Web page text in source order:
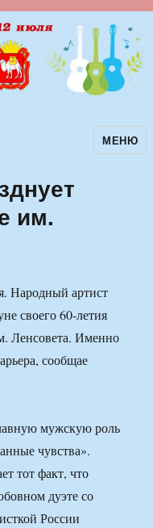
авторскойМЕНЮ
им.
артист
своего 60-летия
Ленсовета. Именно
сообщае
мужскую роль
чувства».
тот факт, что
дуэте со
России